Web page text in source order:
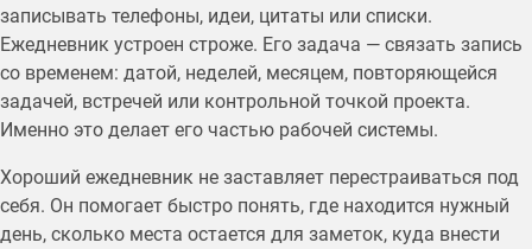
записывать телефоны, идеи, цитаты или списки.
Ежедневник устроен строже. Его задача — связать запись
со временем: датой, неделей, месяцем, повторяющейся
задачей, встречей или контрольной точкой проекта.
Именно это делает его частью рабочей системы.
Хороший ежедневник не заставляет перестраиваться под
себя. Он помогает быстро понять, где находится нужный
день, сколько места остается для заметок, куда внести